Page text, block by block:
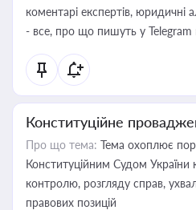
коментарі експертів, юридичні
- все, про що пишуть у Telegram
Конституційне
Про що тема: Тема охоплює
Конституційним Судом України
контролю, розгляду справ,
правових позицій